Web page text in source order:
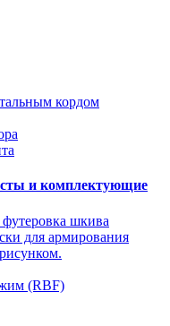
кордом
и комплектующие
шкива
для армирования
(RBF)